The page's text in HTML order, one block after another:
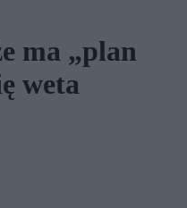
ma „plan
weta